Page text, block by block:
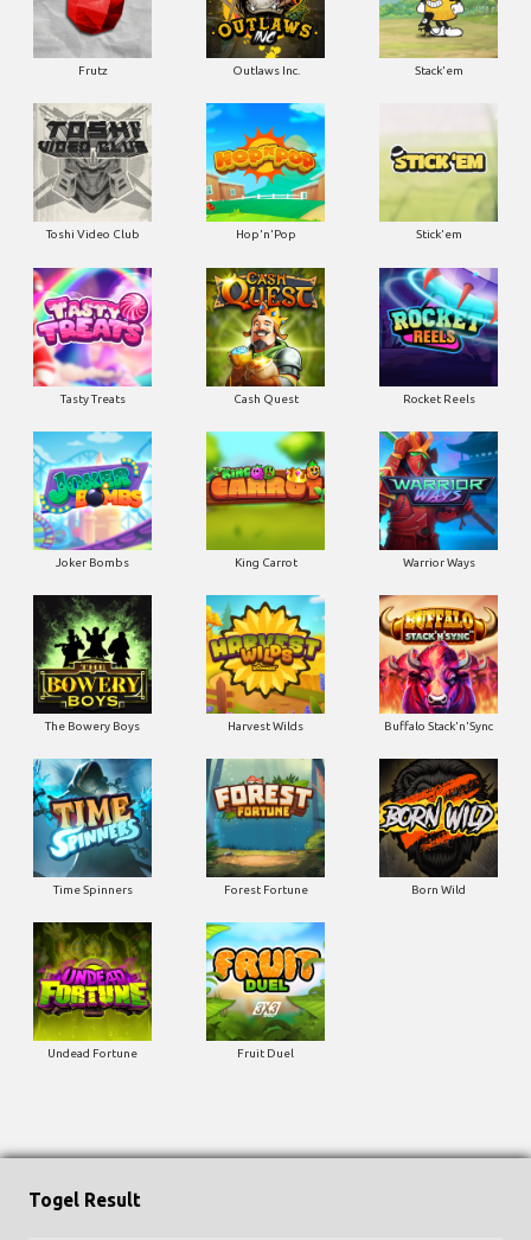
Frutz Outlaws Inc. Stack'em
Toshi Video Club Hop'n'Pop Stick'em
Tasty Treats Cash Quest Rocket Reels
Joker Bombs King Carrot Warrior Ways
The Bowery Boys Harvest Wilds Buffalo Stack'n'Sync
Time Spinners Forest Fortune Born Wild
Undead Fortune Fruit Duel
Togel Result